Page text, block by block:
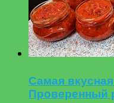
Самая
Проверенный